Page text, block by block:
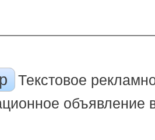
Текстовое
объявление